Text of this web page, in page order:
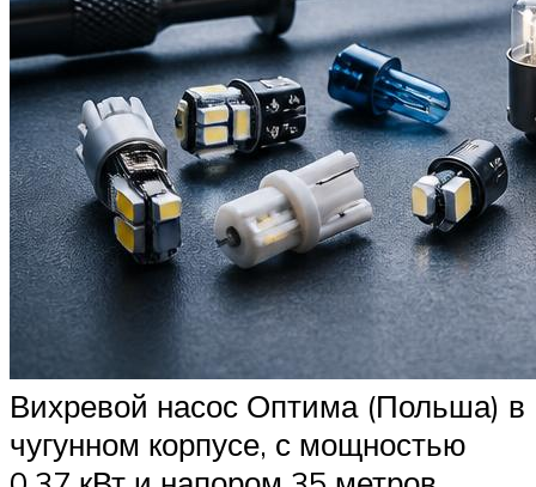
Вихревой насос Оптима (Польша) в
чугунном корпусе, с мощностью